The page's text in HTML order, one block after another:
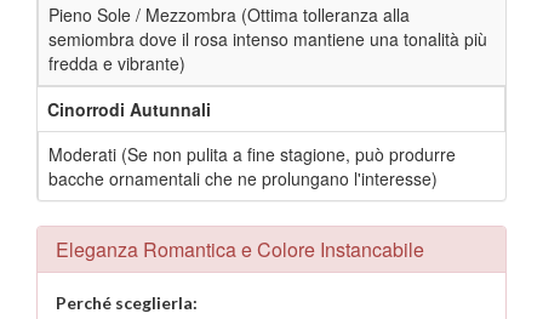
Pieno Sole / Mezzombra (Ottima tolleranza alla
semiombra dove il rosa intenso mantiene una tonalità più
fredda e vibrante)
Cinorrodi Autunnali
Moderati (Se non pulita a fine stagione, può produrre
bacche ornamentali che ne prolungano l'interesse)
Eleganza Romantica e Colore Instancabile
Perché sceglierla: